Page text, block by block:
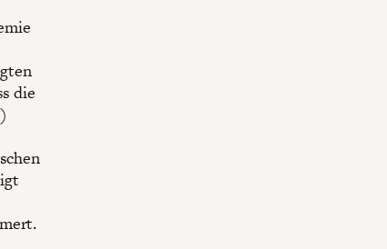
die